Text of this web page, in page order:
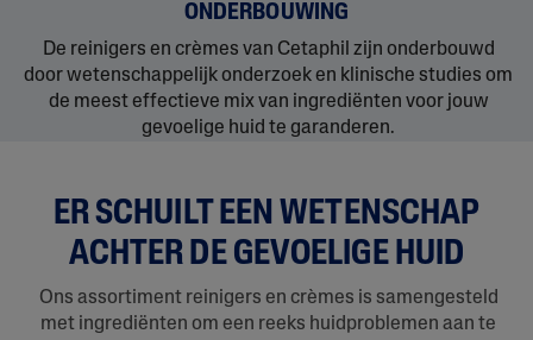
ONDERBOUWING
De reinigers en crèmes van Cetaphil zijn onderbouwd
door wetenschappelijk onderzoek en klinische studies om
de meest effectieve mix van ingrediënten voor jouw
gevoelige huid te garanderen.
ER SCHUILT EEN WETENSCHAP
ACHTER DE GEVOELIGE HUID
Ons assortiment reinigers en crèmes is samengesteld
met ingrediënten om een reeks huidproblemen aan te